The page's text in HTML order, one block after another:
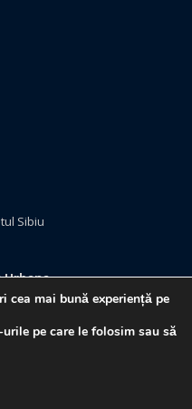
Sibiu
Urbana
cea mai bună experiență pe
pe care le folosim sau să